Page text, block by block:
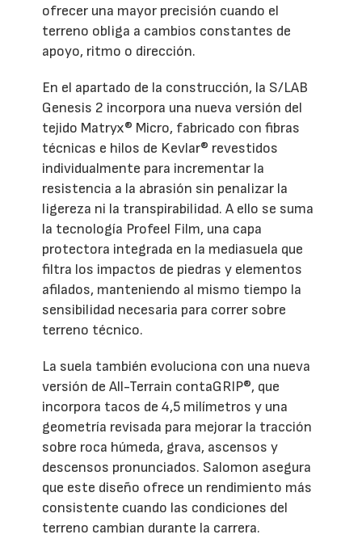
ofrecer una mayor precisión cuando el
terreno obliga a cambios constantes de
apoyo, ritmo o dirección.
En el apartado de la construcción, la S/LAB
Genesis 2 incorpora una nueva versión del
tejido Matryx® Micro, fabricado con fibras
técnicas e hilos de Kevlar® revestidos
individualmente para incrementar la
resistencia a la abrasión sin penalizar la
ligereza ni la transpirabilidad. A ello se suma
la tecnología Profeel Film, una capa
protectora integrada en la mediasuela que
filtra los impactos de piedras y elementos
afilados, manteniendo al mismo tiempo la
sensibilidad necesaria para correr sobre
terreno técnico.
La suela también evoluciona con una nueva
versión de All-Terrain contaGRIP®, que
incorpora tacos de 4,5 milímetros y una
geometría revisada para mejorar la tracción
sobre roca húmeda, grava, ascensos y
descensos pronunciados. Salomon asegura
que este diseño ofrece un rendimiento más
consistente cuando las condiciones del
terreno cambian durante la carrera.